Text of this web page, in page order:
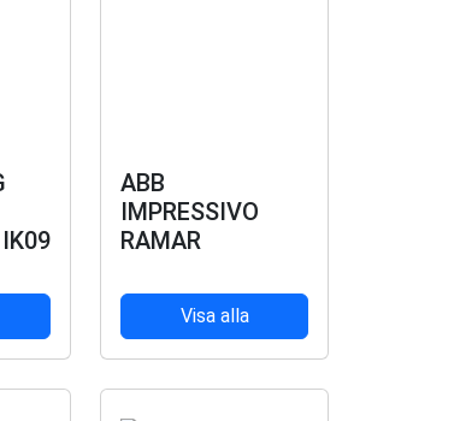
ABB
IMPRESSIVO
RAMAR
Visa alla